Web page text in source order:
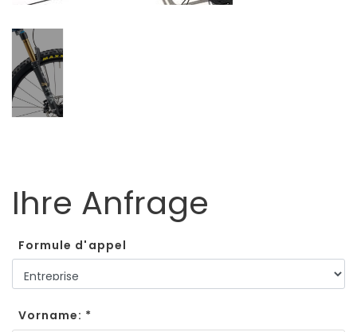
Ihre Anfrage
Formule d'appel
Vorname: *